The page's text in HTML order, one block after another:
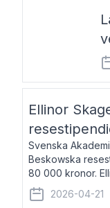
Ellinor
Svenska
Beskowska
80 000 kronor.
författare,
återkommande
2026-04-21